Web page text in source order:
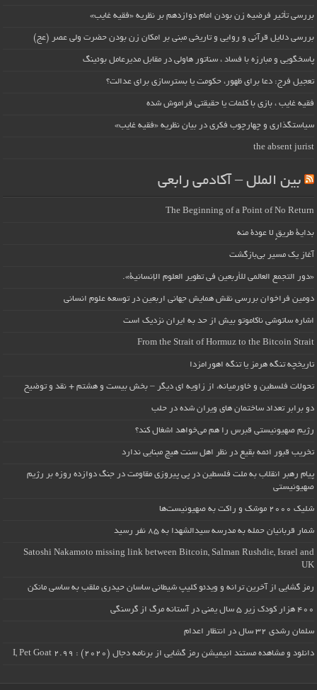
بررسی تأثیر فرضیه زن بودن امام دوازدهم بر نظریه «فقیه غایب»
بررسی دلایل قرآنی و روایی و تاریخی مبنی بر امکان زن بودن حضرت ولی عصر (عج)
پاسخگویی و مبارزه با فساد ، سناتور هاولی در مقابل مدیرعامل بوئینگ
تعجیل فرج: دعا برای ظهور، حکومت یا بسترسازی برای عدالت؟
فقیه غایب ، بازی با کلمات یا حقیقتی فراموش شده
سیاستگذاری و چهارچوب فکری در بیان نظریه «فقیه غایب»
the absent jurist
بین الملل – آکادمی رابعی
The Beginning of a Point of No Return
بداية طريقٍ لا عودة منه
آغاز یک مسیر بی‌بازگشت
«دور التجمع العالمي للأربعين في تطوير العلوم الإنسانية».
دومین فراخوان بررسی نقش همایش جهانی اربعین در توسعه علوم انسانی
اشاره ساتوشی ناکاموتو بیش از حد به ایران نزدیک است
From the Strait of Hormuz to the Bitcoin Strait
تاریخچه تنگه هرمز یا تنگه اهورامزدا
تحولات فلسطین و خاورمیانه، از زاویه ای دیگر – بخش بیست و هشتم + نقد و توضیح
دو برابر تعداد ساختمان های ویران شده در حلب
رژیم صهیونیستی قبرس را هم می‌خواهد اشغال کند؟
تخریب قبور ائمه بقیع در نظر اهل سنت هیچ مبنایی ندارد
پیام رهبر انقلاب به ملت فلسطین در پی پیروزی مقاومت در جنگ دوازده روزه بر رژیم
صهیونیستی
شلیک ۲۰۰۰ موشک و راکت به صهیونیست‌ها
شمار قربانیان حمله به مدرسه سیدالشهدا به ۸۵ نفر رسید
Satoshi Nakamoto missing link between Bitcoin, Salman Rushdie, Israel and
UK
رمز گشایی از آخرین ترانه و ویدئو کلیپ شیطانی ساسان حیدری ملقب به ساسی مانکن
۴۰۰ هزار کودک زیر ۵ سال یمنی در آستانه مرگ از گرسنگی
سلمان رشدی ۳۲ سال در انتظار اعدام
دانلود و مشاهده مستند انیمیشن رمز گشایی از برنامه دجال (۲۰۲۰) : I, Pet Goat 2.99